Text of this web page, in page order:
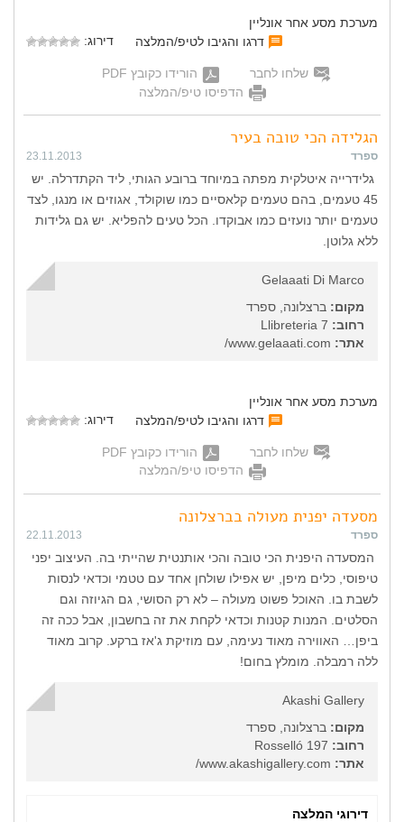
מערכת מסע אחר אונליין
דרגו והגיבו לטיפ/המלצה
דירוג:
שלחו לחבר
הורידו כקובץ PDF
הדפיסו טיפ/המלצה
הגלידה הכי טובה בעיר
ספרד 23.11.2013
גלידרייה איטלקית מפתה במיוחד ברובע הגותי, ליד הקתדרלה. יש
45 טעמים, בהם טעמים קלאסיים כמו שוקולד, אגוזים או מנגו, לצד
טעמים יותר נועזים כמו אבוקדו. הכל טעים להפליא. יש גם גלידות
ללא גלוטן.
Gelaaati Di Marco
מקום: ברצלונה, ספרד
רחוב:
אתר:
מערכת מסע אחר אונליין
דרגו והגיבו לטיפ/המלצה
דירוג:
שלחו לחבר
הורידו כקובץ PDF
הדפיסו טיפ/המלצה
מסעדה יפנית מעולה בברצלונה
ספרד 22.11.2013
המסעדה היפנית הכי טובה והכי אותנטית שהייתי בה. העיצוב יפני
טיפוסי, כלים מיפן, יש אפילו שולחן אחד עם טטמי וכדאי לנסות
לשבת בו. האוכל פשוט מעולה – לא רק הסושי, גם הגיוזה וגם
הסלטים. המנות קטנות וכדאי לקחת את זה בחשבון, אבל ככה זה
ביפן… האווירה מאוד נעימה, עם מוזיקת ג'אז ברקע. קרוב מאוד
ללה רמבלה. מומלץ בחום!
Akashi Gallery
מקום: ברצלונה, ספרד
רחוב:
אתר:
דירוגי המלצה